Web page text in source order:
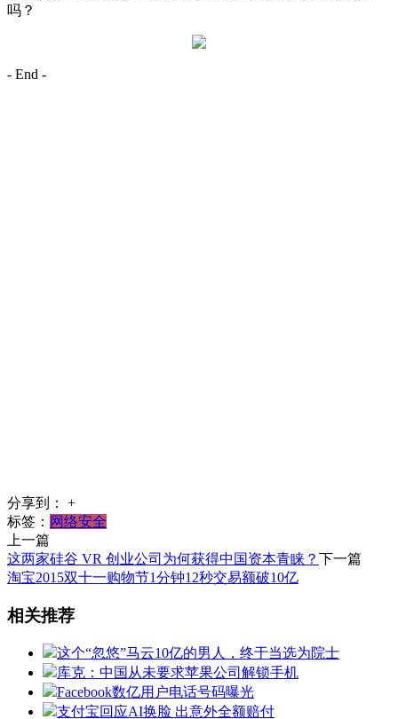
吗？
- End -
分享到：
+
标签： 网络安全
上一篇
这两家硅谷 VR 创业公司为何获得中国资本青睐？ 下一篇
淘宝2015双十一购物节1分钟12秒交易额破10亿
相关推荐
这个“忽悠”马云10亿的男人，终于当选为院士
库克：中国从未要求苹果公司解锁手机
Facebook数亿用户电话号码曝光
支付宝回应AI换脸 出意外全额赔付